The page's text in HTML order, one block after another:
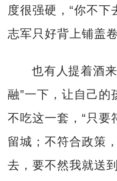
度很强硬，“你不下
志军只好背上铺盖
也有人提着酒
融”一下，让自己的
不吃这一套，“只要
留城；不符合政策
去，要不然我就送